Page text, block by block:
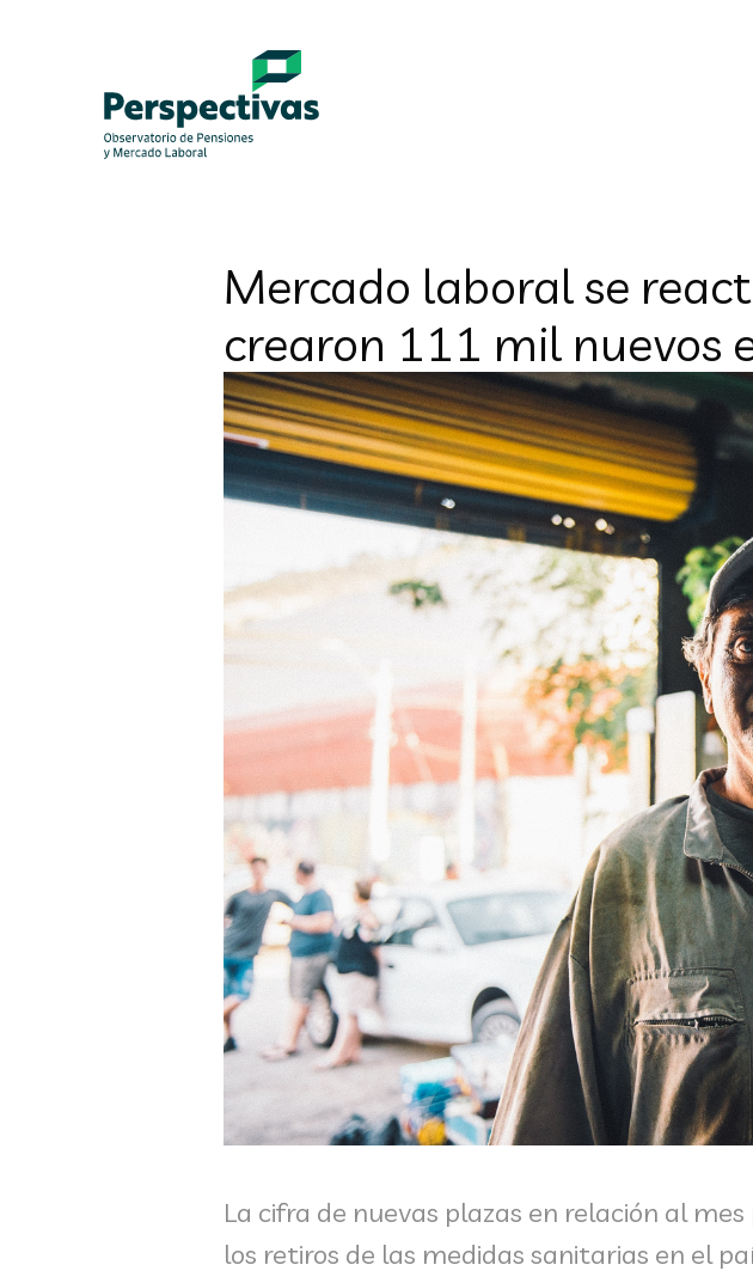
Mercado laboral se
crearon 111 mil nuevos
La cifra de nuevas plazas en relación al
los retiros de las medidas sanitarias en el